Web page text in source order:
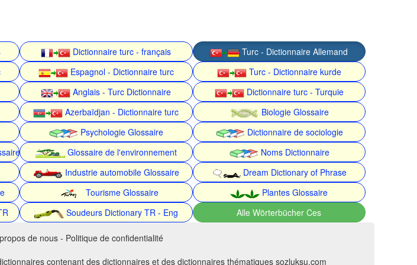
Dictionnaire turc - français
Turc - Dictionnaire Allemand
Espagnol - Dictionnaire turc
Turc - Dictionnaire kurde
Anglais - Turc Dictionnaire
Dictionnaire turc - Turquie
Azerbaïdjan - Dictionnaire turc
Biologie Glossaire
Psychologie Glossaire
Dictionnaire de sociologie
Glossaire de l'environnement
Noms Dictionnaire
Industrie automobile Glossaire
Dream Dictionary of Phrase
Tourisme Glossaire
Plantes Glossaire
Soudeurs Dictionary TR - Eng Alle Wörterbücher Ces
de nous - Politique de confidentialité
contenant des dictionnaires et des dictionnaires thématiques sozluksu.com